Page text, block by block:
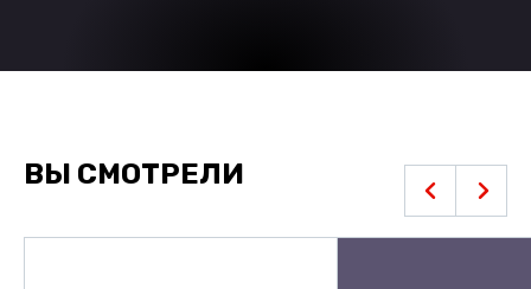
ВЫ СМОТРЕЛИ